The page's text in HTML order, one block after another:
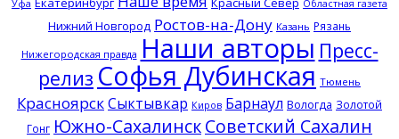
Уфа Областная газета
Нижний Новгород Ростов-на-Дону Казань Рязань
Нижегородская правда Наши авторы Пресс-
релиз Софья Дубинская Тюмень
КрасноярскСыктывкар Киров Барнаул Вологда Золотой
Гонг Южно-СахалинскСоветский Сахалин